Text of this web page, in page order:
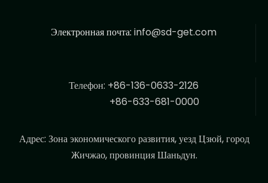
Электронная почта: info@sd-get.com
Телефон: +86-136-0633-2126
+86-633-681-0000
Адрес: Зона экономического развития, уезд Цзюй, город
Жичжао, провинция Шаньдун.